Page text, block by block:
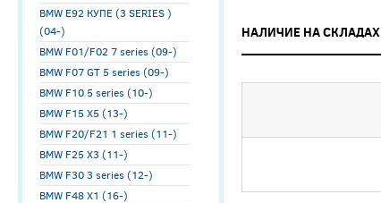
BMW E92 КУПЕ (3 SERIES )
(04-)
BMW F01/F02 7 series (09-)
BMW F07 GT 5 series (09-)
BMW F10 5 series (10-)
BMW F15 X5 (13-)
BMW F20/F21 1 series (11-)
BMW F25 X3 (11-)
BMW F30 3 series (12-)
BMW F48 X1 (16-)
НАЛИЧИЕ НА СКЛАДАХ